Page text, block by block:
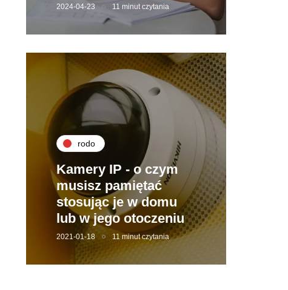
2024-04-23 11 minut czytania
rodo
Kamery IP - o czym
musisz pamiętać
stosując je w domu
lub w jego otoczeniu
2021-01-18 11 minut czytania